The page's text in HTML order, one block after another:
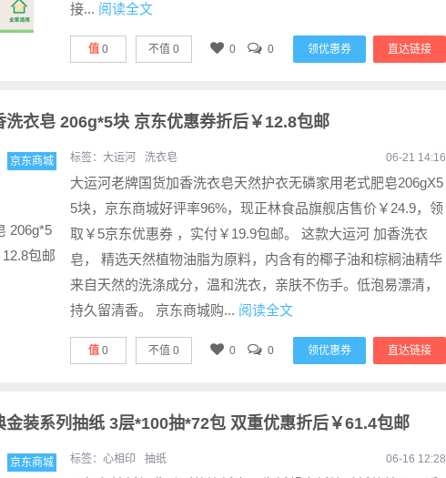
接... 阅读全文
直达链接
领优惠券
值 0 不值 0 0 0
洗衣皂 206g*5块 京东优惠券折后￥12.8包邮
京东商城 标签： 大运河 洗衣皂 06-21 14:16
大运河老牌国货加香洗衣皂天然护衣无磷家用老式肥皂206gX5
5块，京东商城好评率96%，现正林食品旗舰店售价￥24.9，领
取￥5京东优惠券 ，实付￥19.9包邮。 这款大运河 加香洗衣
皂， 精选天然植物油脂为原料，内含有的椰子油和棕榈油精华
来自天然的洗涤成分，温和洗衣，亲肤不伤手。低泡易漂清，
持久留清香。 京东商城购... 阅读全文
直达链接
领优惠券
值 0 不值 0 0 0
金装系列抽纸 3层*100抽*72包 双重优惠折后￥61.4包邮
京东商城 标签： 心相印 抽纸 06-16 12:28